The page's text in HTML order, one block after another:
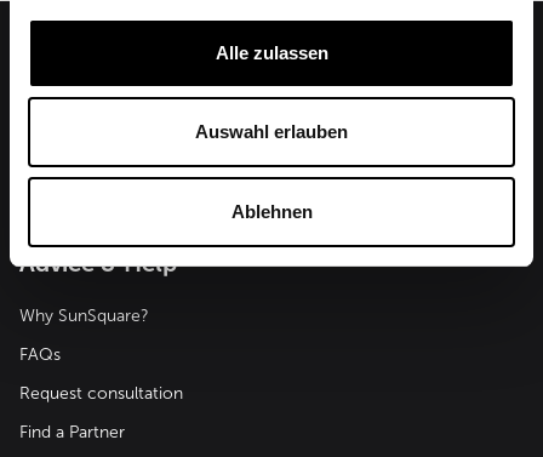
Alle zulassen
Auswahl erlauben
Ablehnen
SunSquare Shading Solutions GmbH
Advice & Help
Why SunSquare?
FAQs
Request consultation
Find a Partner